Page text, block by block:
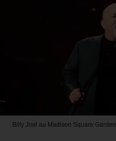
Billy Joel au Madison Square Garden